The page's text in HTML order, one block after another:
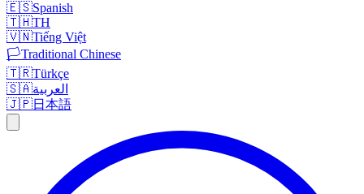
🇪🇸Spanish
🇹🇭TH
🇻🇳Tiếng Việt
🏳️Traditional Chinese
🇹🇷Türkçe
🇸🇦العربية
🇯🇵日本語